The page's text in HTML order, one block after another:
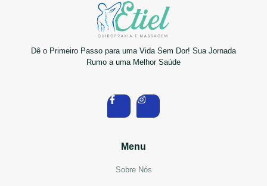
Dê o Primeiro Passo para uma Vida Sem Dor! Sua Jornada
Rumo a uma Melhor Saúde
Menu
Sobre Nós